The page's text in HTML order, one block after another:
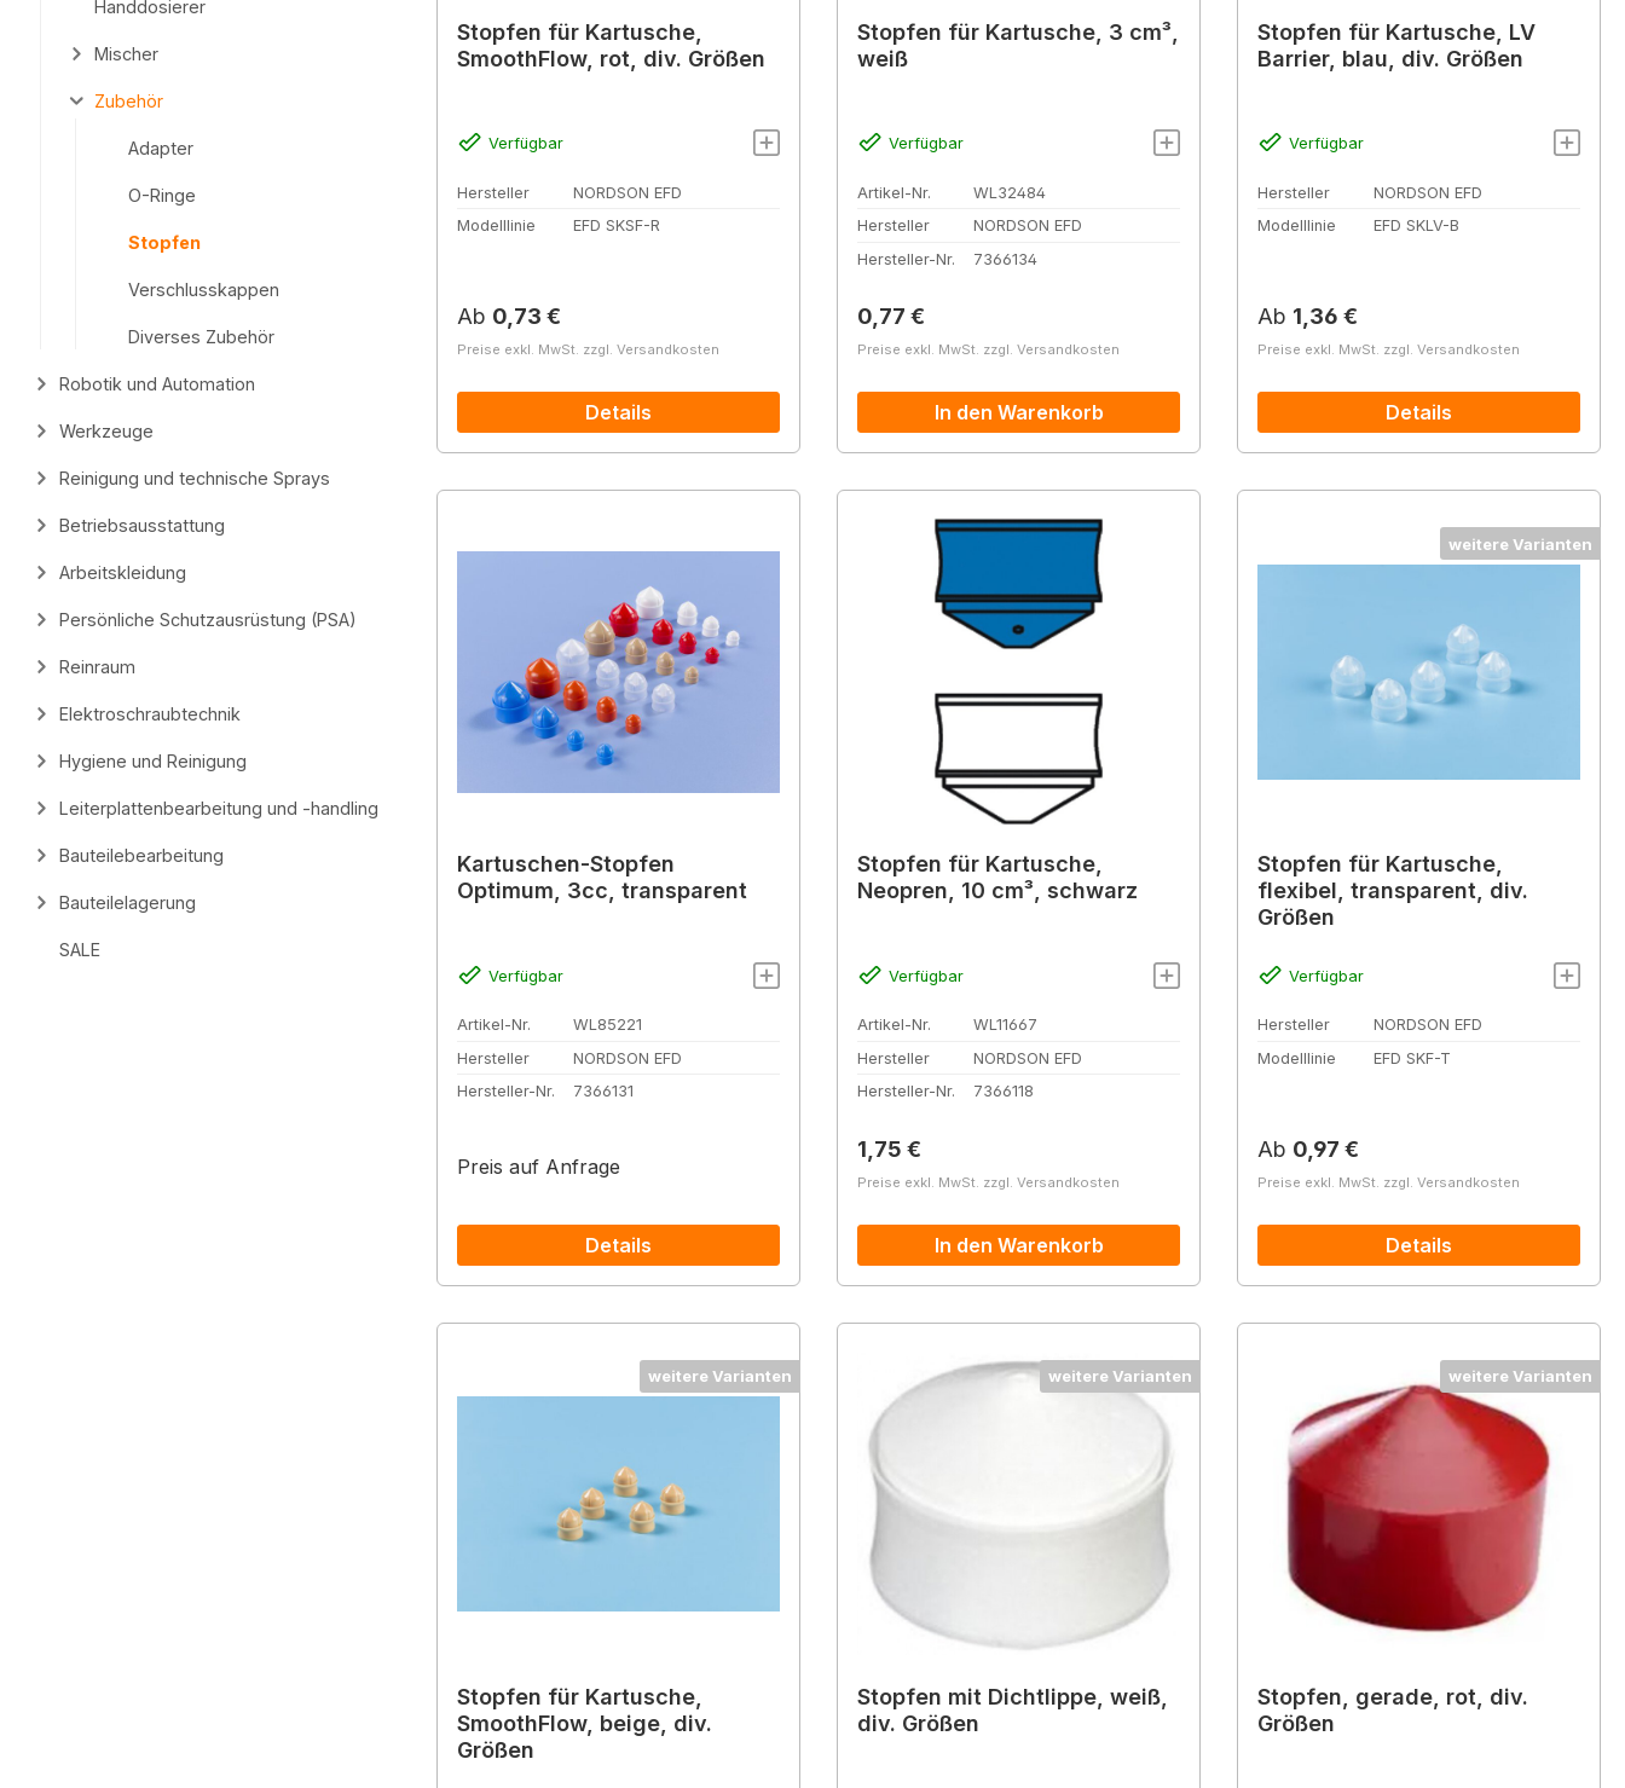
Handdosierer
Mischer
Zubehör
Adapter
O-Ringe
Stopfen
Verschlusskappen
Diverses Zubehör
Robotik und Automation
Werkzeuge
Reinigung und technische Sprays
Betriebsausstattung
Arbeitskleidung
Persönliche Schutzausrüstung (PSA)
Reinraum
Elektroschraubtechnik
Hygiene und Reinigung
Leiterplattenbearbeitung und -handling
Bauteilebearbeitung
Bauteilelagerung
SALE
Stopfen für Kartusche,
SmoothFlow, rot, div. Größen
Verfügbar
Hersteller
NORDSON EFD
Modelllinie
EFD SKSF-R
Regulärer Preis:
Ab 0,73 €
Preise exkl. MwSt. zzgl. Versandkosten
Details
Stopfen für Kartusche, 3 cm³,
weiß
Verfügbar
Artikel-Nr.
WL32484
Hersteller
NORDSON EFD
Hersteller-Nr.
7366134
Regulärer Preis:
0,77 €
Preise exkl. MwSt. zzgl. Versandkosten
In den Warenkorb
Stopfen für Kartusche, LV
Barrier, blau, div. Größen
Verfügbar
Hersteller
NORDSON EFD
Modelllinie
EFD SKLV-B
Regulärer Preis:
Ab 1,36 €
Preise exkl. MwSt. zzgl. Versandkosten
Details
Kartuschen-Stopfen
Optimum, 3cc, transparent
Verfügbar
Artikel-Nr.
WL85221
Hersteller
NORDSON EFD
Hersteller-Nr.
7366131
Preis auf Anfrage
Details
Stopfen für Kartusche,
Neopren, 10 cm³, schwarz
Verfügbar
Artikel-Nr.
WL11667
Hersteller
NORDSON EFD
Hersteller-Nr.
7366118
Regulärer Preis:
1,75 €
Preise exkl. MwSt. zzgl. Versandkosten
In den Warenkorb
weitere Varianten
Stopfen für Kartusche,
flexibel, transparent, div.
Größen
Verfügbar
Hersteller
NORDSON EFD
Modelllinie
EFD SKF-T
Regulärer Preis:
Ab 0,97 €
Preise exkl. MwSt. zzgl. Versandkosten
Details
weitere Varianten
Stopfen für Kartusche,
SmoothFlow, beige, div.
Größen
weitere Varianten
Stopfen mit Dichtlippe, weiß,
div. Größen
weitere Varianten
Stopfen, gerade, rot, div.
Größen